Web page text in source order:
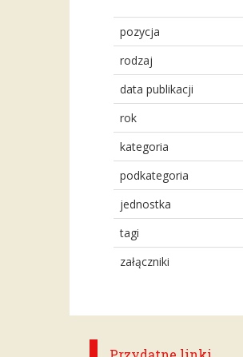
pozycja
rodzaj
data publikacji
rok
kategoria
podkategoria
jednostka
tagi
załączniki